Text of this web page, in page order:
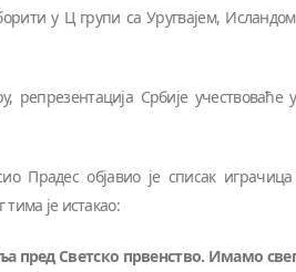
у Ц групи са Уругвајем,
репрезентација Србије
Прадес објавио је списак
је истакао:
пред Светско првенство. Имамо